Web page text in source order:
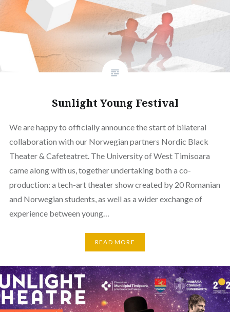
Sunlight Young Festival
We are happy to officially announce the start of bilateral
collaboration with our Norwegian partners Nordic Black
Theater & Cafeteatret. The University of West Timisoara
came along with us, together undertaking both a co-
production: a tech-art theater show created by 20 Romanian
and Norwegian students, as well as a wider exchange of
experience between young…
READ MORE